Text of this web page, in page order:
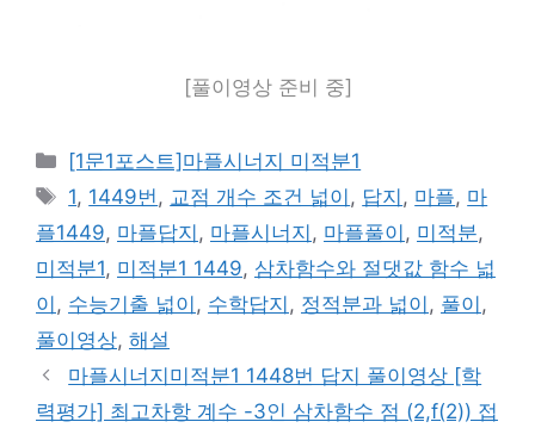
[풀이영상 준비 중]
카
테
고
리
[1문1포스트]마플시너지 미적분1
태
그
1, 1449번 , 교점 개수 조건 넓이 , 답지 , 마플, 마
플1449, 마플답지 , 마플시너지 , 마플풀이 , 미적분,
미적분1, 미적분1 1449, 삼차함수와 절댓값 함수 넓
이 , 수능기출 넓이 , 수학답지 , 정적분과 넓이 , 풀이 ,
풀이영상, 해설
마플시너지미적분1 1448번 답지 풀이영상 [학
력평가] 최고차항 계수 -3인 삼차함수 점 (2,f(2)) 접